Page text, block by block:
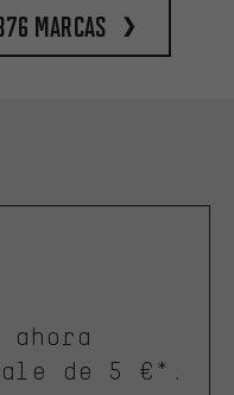
marcas
de 5 €*.